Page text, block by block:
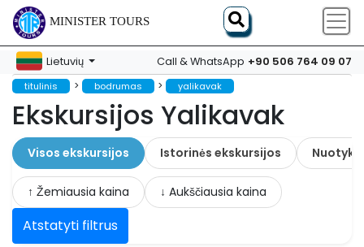
MINISTER TOURS
Lietuvių Call & WhatsApp +90 506 764 09 07
titulinis > bodrumas > yalikavak
Ekskursijos Yalikavak
Visos ekskursijos Istorinės ekskursijos
↑ Žemiausia kaina ↓ Aukščiausia kaina
Atstatyti filtrus